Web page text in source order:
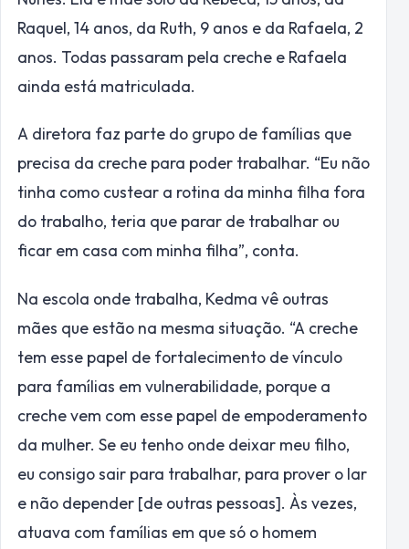
Raquel, 14 anos, da Ruth, 9 anos e da Rafaela, 2
anos. Todas passaram pela creche e Rafaela
ainda está matriculada.
A diretora faz parte do grupo de famílias que
precisa da creche para poder trabalhar. “Eu não
tinha como custear a rotina da minha filha fora
do trabalho, teria que parar de trabalhar ou
ficar em casa com minha filha”, conta.
Na escola onde trabalha, Kedma vê outras
mães que estão na mesma situação. “A creche
tem esse papel de fortalecimento de vínculo
para famílias em vulnerabilidade, porque a
creche vem com esse papel de empoderamento
da mulher. Se eu tenho onde deixar meu filho,
eu consigo sair para trabalhar, para prover o lar
e não depender [de outras pessoas]. Às vezes,
atuava com famílias em que só o homem